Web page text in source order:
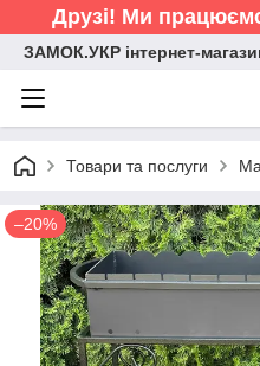
Друзі! Ми
ЗАМОК.УКР інтернет-
Товари та послуги
–20%